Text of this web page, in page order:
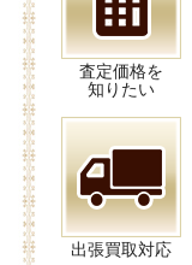
査定価格を
知りたい
出張買取対応